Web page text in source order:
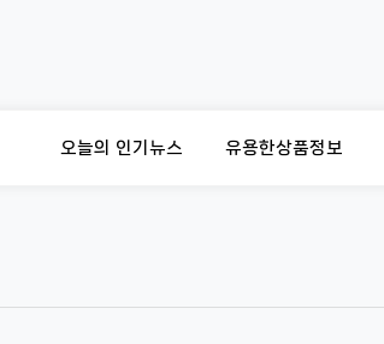
오늘의 인기뉴스 유용한상품정보